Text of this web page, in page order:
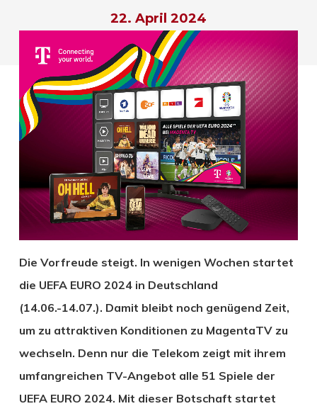
22. April 2024
Die Vorfreude steigt. In wenigen Wochen startet
die UEFA EURO 2024 in Deutschland
(14.06.-14.07.). Damit bleibt noch genügend Zeit,
um zu attraktiven Konditionen zu MagentaTV zu
wechseln. Denn nur die Telekom zeigt mit ihrem
umfangreichen TV-Angebot alle 51 Spiele der
UEFA EURO 2024. Mit dieser Botschaft startet